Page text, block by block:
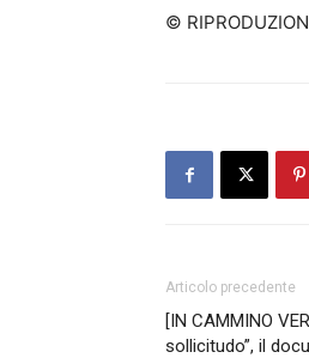
©
Articolo precedente
[IN CAMMINO
sollicitudo”, il